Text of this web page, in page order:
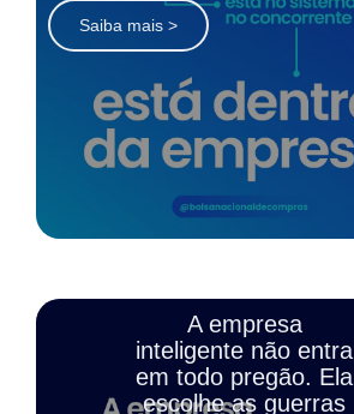
Saiba mais >
A empresa
inteligente não entra
em todo pregão. Ela
escolhe as guerras